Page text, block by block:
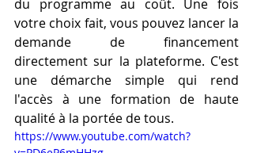
du programme au coût. Une fois
votre choix fait, vous pouvez lancer la
demande de financement
directement sur la plateforme. C'est
une démarche simple qui rend
l'accès à une formation de haute
qualité à la portée de tous.
https://www.youtube.com/watch?